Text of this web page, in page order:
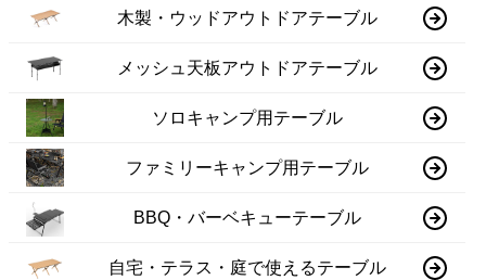
木製・ウッドアウトドアテーブル
メッシュ天板アウトドアテーブル
ソロキャンプ用テーブル
ファミリーキャンプ用テーブル
BBQ・バーベキューテーブル
自宅・テラス・庭で使えるテーブル